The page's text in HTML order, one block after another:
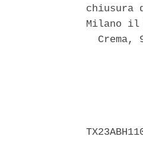
chiusura
Milano il
Crema,